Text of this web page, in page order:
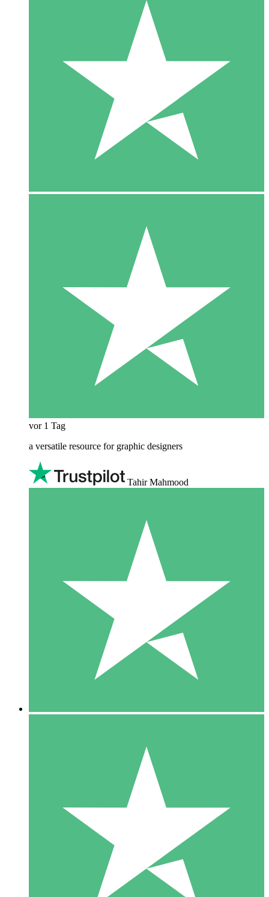
vor 1 Tag
a versatile resource for graphic designers
Tahir Mahmood